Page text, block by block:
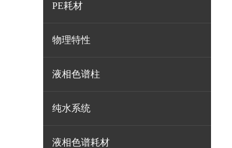
PE耗材
物理特性
液相色谱柱
纯水系统
液相色谱耗材